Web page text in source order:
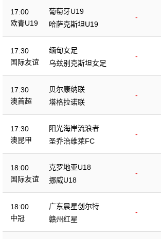
17:00
欧青U19
葡萄牙U19
-
哈萨克斯坦U19
17:30
国际友谊
缅甸女足
-
乌兹别克斯坦女足
17:30
澳首超
贝尔康纳联
-
塔格拉诺联
17:30
澳昆甲
阳光海岸流浪者
-
圣乔治维莱FC
18:00
国际友谊
克罗地亚U18
-
挪威U18
18:00
中冠
广东晨星创尔特
-
赣州红星